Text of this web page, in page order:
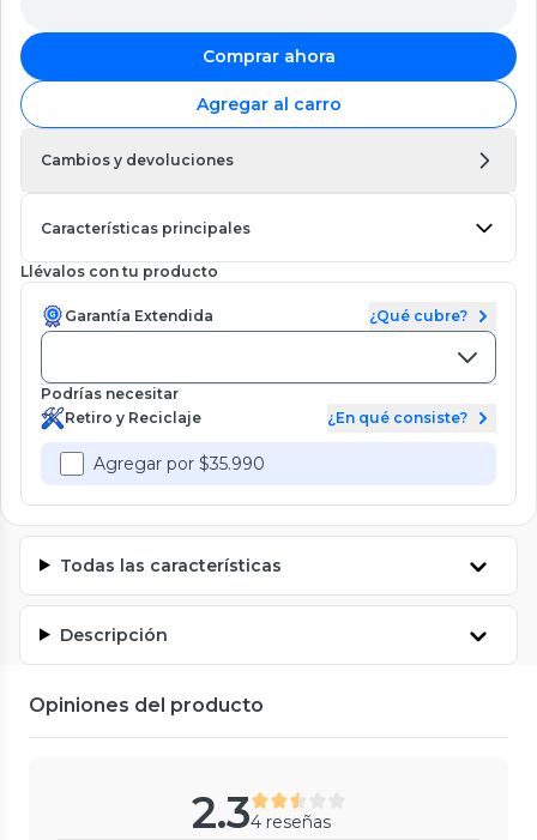
Comprar ahora
Agregar al carro
Cambios y devoluciones
Características principales
Llévalos con tu producto
Garantía Extendida ¿Qué cubre?
Podrías necesitar
Retiro y Reciclaje
¿En qué consiste?
Agregar por $35.990
Todas las características
Descripción
Opiniones del producto
2.34 reseñas